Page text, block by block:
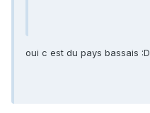
oui c est du pays bassais :D